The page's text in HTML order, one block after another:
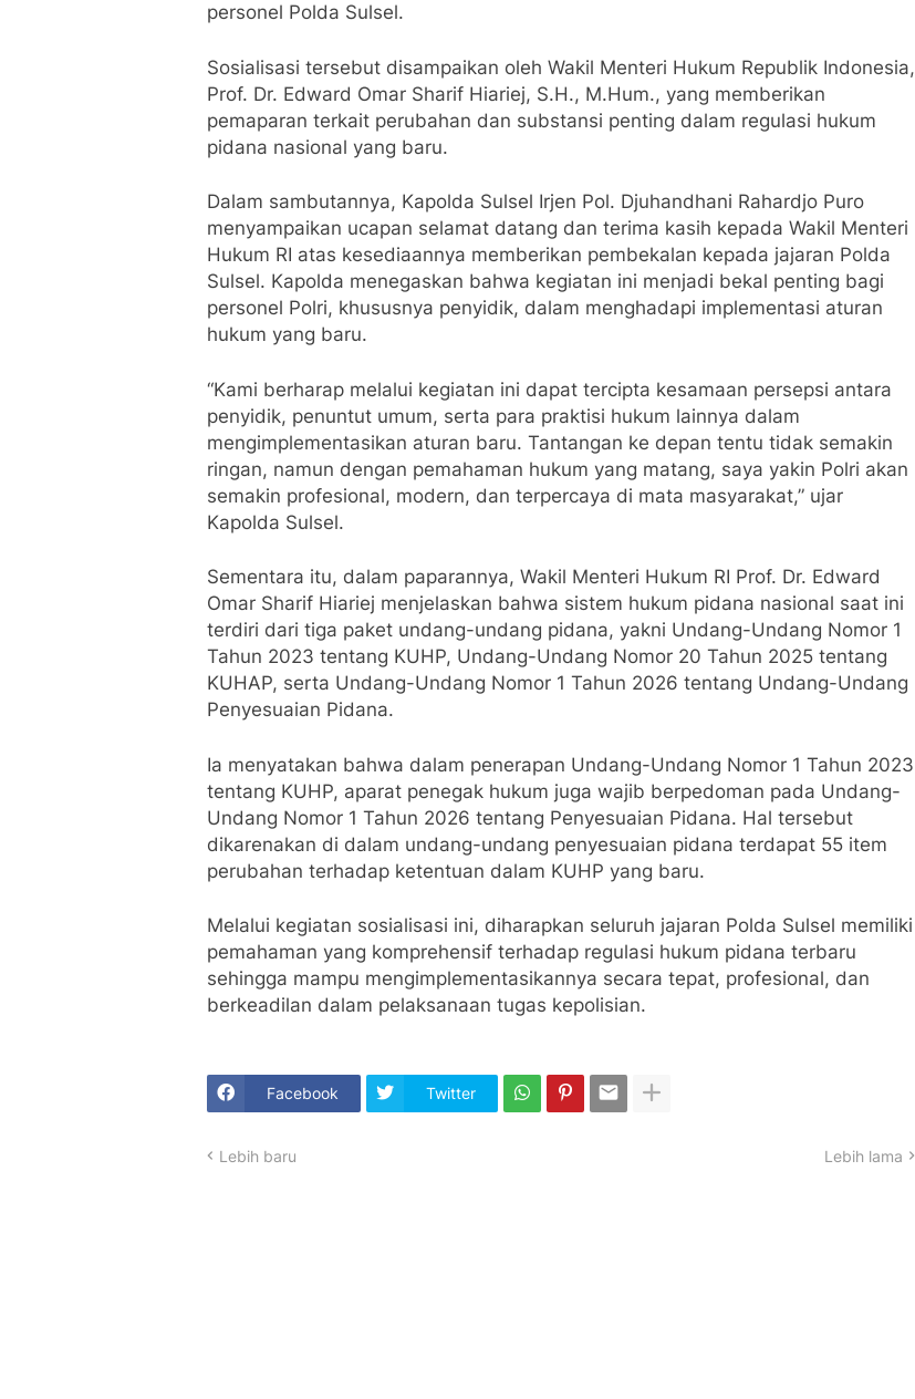
personel Polda Sulsel.
Sosialisasi tersebut disampaikan oleh Wakil Menteri Hukum Republik Indonesia,
Prof. Dr. Edward Omar Sharif Hiariej, S.H., M.Hum., yang memberikan
pemaparan terkait perubahan dan substansi penting dalam regulasi hukum
pidana nasional yang baru.
Dalam sambutannya, Kapolda Sulsel Irjen Pol. Djuhandhani Rahardjo Puro
menyampaikan ucapan selamat datang dan terima kasih kepada Wakil Menteri
Hukum RI atas kesediaannya memberikan pembekalan kepada jajaran Polda
Sulsel. Kapolda menegaskan bahwa kegiatan ini menjadi bekal penting bagi
personel Polri, khususnya penyidik, dalam menghadapi implementasi aturan
hukum yang baru.
“Kami berharap melalui kegiatan ini dapat tercipta kesamaan persepsi antara
penyidik, penuntut umum, serta para praktisi hukum lainnya dalam
mengimplementasikan aturan baru. Tantangan ke depan tentu tidak semakin
ringan, namun dengan pemahaman hukum yang matang, saya yakin Polri akan
semakin profesional, modern, dan terpercaya di mata masyarakat,” ujar
Kapolda Sulsel.
Sementara itu, dalam paparannya, Wakil Menteri Hukum RI Prof. Dr. Edward
Omar Sharif Hiariej menjelaskan bahwa sistem hukum pidana nasional saat ini
terdiri dari tiga paket undang-undang pidana, yakni Undang-Undang Nomor 1
Tahun 2023 tentang KUHP, Undang-Undang Nomor 20 Tahun 2025 tentang
KUHAP, serta Undang-Undang Nomor 1 Tahun 2026 tentang Undang-Undang
Penyesuaian Pidana.
Ia menyatakan bahwa dalam penerapan Undang-Undang Nomor 1 Tahun 2023
tentang KUHP, aparat penegak hukum juga wajib berpedoman pada Undang-
Undang Nomor 1 Tahun 2026 tentang Penyesuaian Pidana. Hal tersebut
dikarenakan di dalam undang-undang penyesuaian pidana terdapat 55 item
perubahan terhadap ketentuan dalam KUHP yang baru.
Melalui kegiatan sosialisasi ini, diharapkan seluruh jajaran Polda Sulsel memiliki
pemahaman yang komprehensif terhadap regulasi hukum pidana terbaru
sehingga mampu mengimplementasikannya secara tepat, profesional, dan
berkeadilan dalam pelaksanaan tugas kepolisian.
Facebook Twitter
Lebih baru Lebih lama